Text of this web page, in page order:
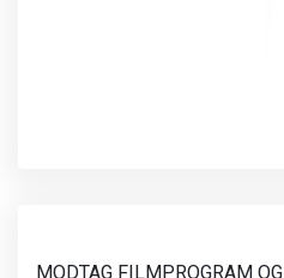
MODTAG FILMPROGRAM OG